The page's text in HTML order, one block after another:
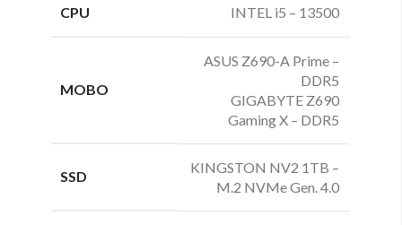
CPU INTEL i5 – 13500
MOBO
ASUS Z690-A Prime –
DDR5
GIGABYTE Z690
Gaming X – DDR5
SSD
KINGSTON NV2 1TB –
M.2 NVMe Gen. 4.0